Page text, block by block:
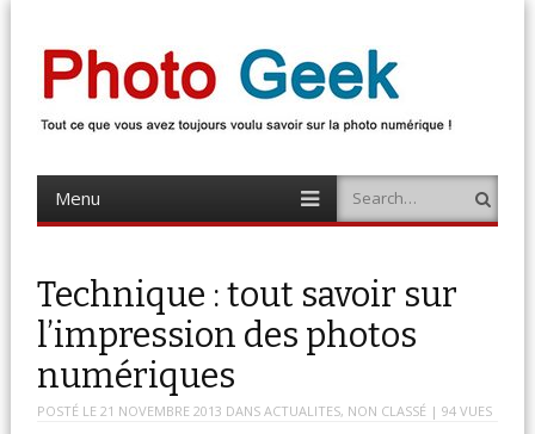
Photo Geek
Menu
content
Search
Technique : tout savoir sur
l’impression des photos
numériques
POSTÉ LE 21 NOVEMBRE 2013 DANSACTUALITES, NON CLASSÉ | 94 VUES